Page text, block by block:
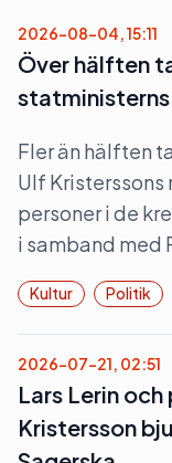
2026-08-04, 15:11
Över hälften
Fler än hälften
Ulf Kristerssons
personer i de
i samband med
Kultur Politik
2026-07-21, 02:51
Lars Lerin
Kristersson